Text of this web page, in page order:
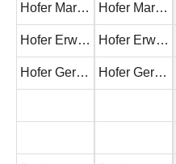
Hofer Mar…
Hofer Erw…
Hofer Ger…
Hofer Mar…
Hofer Erw…
Hofer Ger…